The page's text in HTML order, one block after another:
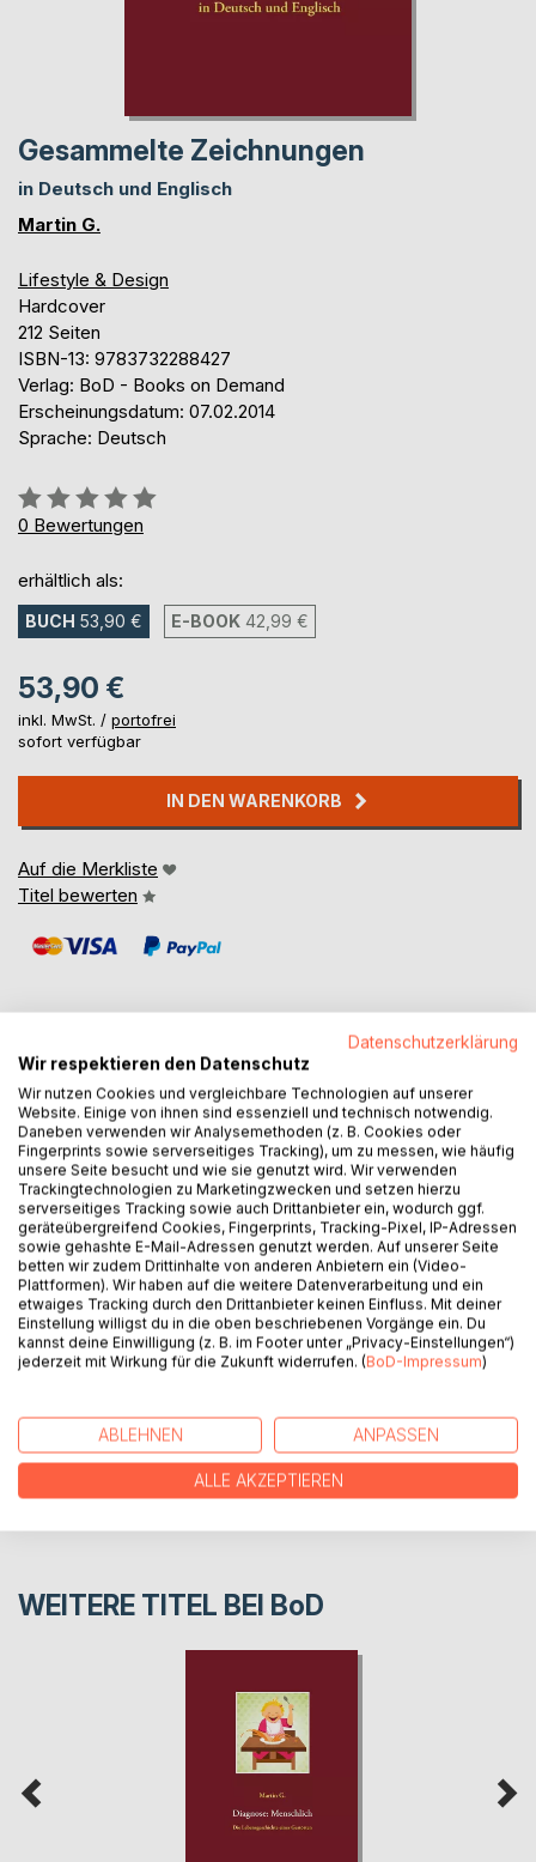
Gesammelte Zeichnungen
in Deutsch und Englisch
Martin G.
Lifestyle & Design
Hardcover
212 Seiten
ISBN-13: 9783732288427
Verlag: BoD - Books on Demand
Erscheinungsdatum: 07.02.2014
Sprache: Deutsch
Bewertung::
0%
0 Bewertungen
erhältlich als:
BUCH 53,90 € E-BOOK 42,99 €
53,90 €
inkl. MwSt. / portofrei
sofort verfügbar
IN DEN WARENKORB
Auf die Merkliste
Titel bewerten
BESCHREIBUNG
Gesammelte Zeichnungen zum Thema
"Kommunikationsprobleme beim Menschen". Die Arbeit
soll verdeutlichen, dass Menschen, die Informationen
austauschen, nicht unbedingt zur Bereicherung ihres
Gegenübers beitragen.
AUTOR/IN
REZENSIONEN
WEITERE TITEL BEI BoD
Datenschutzerklärung
Wir respektieren den Datenschutz
Wir nutzen Cookies und vergleichbare Technologien auf unserer
Website. Einige von ihnen sind essenziell und technisch notwendig.
Daneben verwenden wir Analysemethoden (z. B. Cookies oder
Fingerprints sowie serverseitiges Tracking), um zu messen, wie häufig
unsere Seite besucht und wie sie genutzt wird. Wir verwenden
Trackingtechnologien zu Marketingzwecken und setzen hierzu
serverseitiges Tracking sowie auch Drittanbieter ein, wodurch ggf.
geräteübergreifend Cookies, Fingerprints, Tracking-Pixel, IP-Adressen
sowie gehashte E-Mail-Adressen genutzt werden. Auf unserer Seite
betten wir zudem Drittinhalte von anderen Anbietern ein (Video-
Plattformen). Wir haben auf die weitere Datenverarbeitung und ein
etwaiges Tracking durch den Drittanbieter keinen Einfluss. Mit deiner
Einstellung willigst du in die oben beschriebenen Vorgänge ein. Du
kannst deine Einwilligung (z. B. im Footer unter „Privacy-Einstellungen“)
jederzeit mit Wirkung für die Zukunft widerrufen. (BoD-Impressum)
ABLEHNEN ANPASSEN
ALLE AKZEPTIEREN